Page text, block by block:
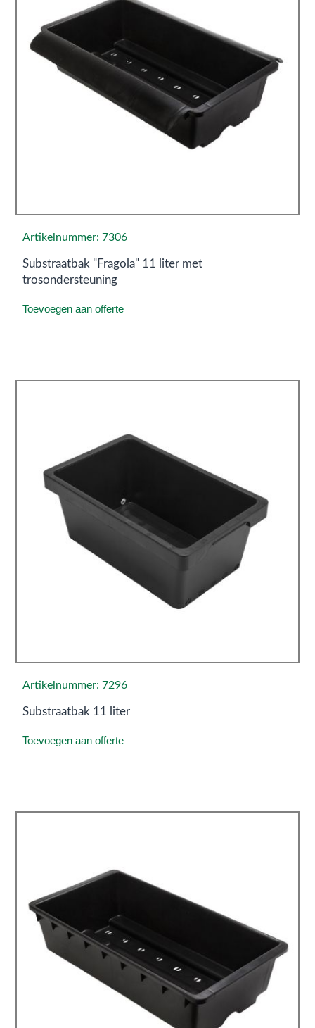
Artikelnummer: 7306
Substraatbak "Fragola" 11 liter met
trosondersteuning
Toevoegen aan offerte
Artikelnummer: 7296
Substraatbak 11 liter
Toevoegen aan offerte